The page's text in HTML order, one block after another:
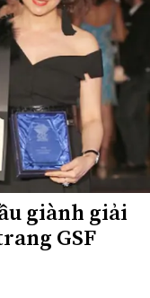
giành giải
GSF